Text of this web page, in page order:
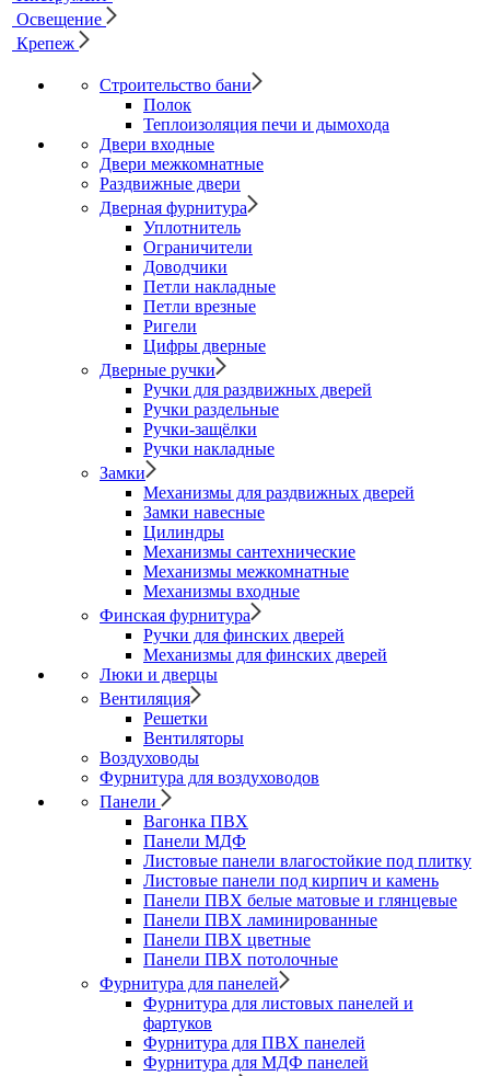
Освещение
Крепеж
Строительство бани
Полок
Теплоизоляция печи и дымохода
Двери входные
Двери межкомнатные
Раздвижные двери
Дверная фурнитура
Уплотнитель
Ограничители
Доводчики
Петли накладные
Петли врезные
Ригели
Цифры дверные
Дверные ручки
Ручки для раздвижных дверей
Ручки раздельные
Ручки-защёлки
Ручки накладные
Замки
Механизмы для раздвижных дверей
Замки навесные
Цилиндры
Механизмы сантехнические
Механизмы межкомнатные
Механизмы входные
Финская фурнитура
Ручки для финских дверей
Механизмы для финских дверей
Люки и дверцы
Вентиляция
Решетки
Вентиляторы
Воздуховоды
Фурнитура для воздуховодов
Панели
Вагонка ПВХ
Панели МДФ
Листовые панели влагостойкие под плитку
Листовые панели под кирпич и камень
Панели ПВХ белые матовые и глянцевые
Панели ПВХ ламинированные
Панели ПВХ цветные
Панели ПВХ потолочные
Фурнитура для панелей
Фурнитура для листовых панелей и
фартуков
Фурнитура для ПВХ панелей
Фурнитура для МДФ панелей